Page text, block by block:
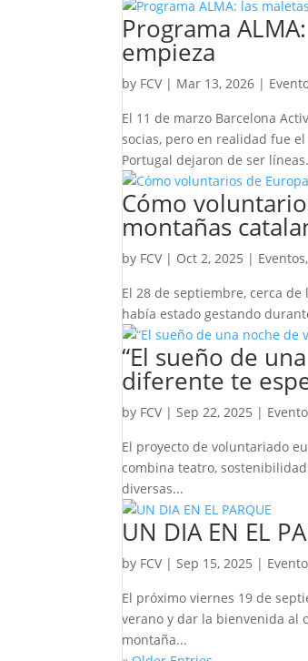
Programa
empieza
by FCV | Mar 13, 2026 |
El 11 de marzo Barcelona
socias, pero en realidad fue
Portugal dejaron de ser
Cómo
montañas
by FCV | Oct 2, 2025 | Eventos,
El 28 de septiembre, cerca
había estado gestando
“El sueño de
diferente te
by FCV |Sep 22, 2025 |
El proyecto de voluntariado
combina teatro,
diversas...
UN DIA EN EL
by FCV |Sep 15, 2025 |
El próximo viernes 19 de
verano y dar la bienvenida al
montaña...